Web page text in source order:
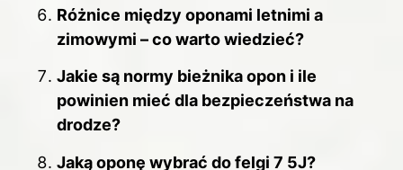
Różnice między oponami letnimi a
zimowymi – co warto wiedzieć?
Jakie są normy bieżnika opon i ile
powinien mieć dla bezpieczeństwa na
drodze?
Jaką oponę wybrać do felgi 7 5J?